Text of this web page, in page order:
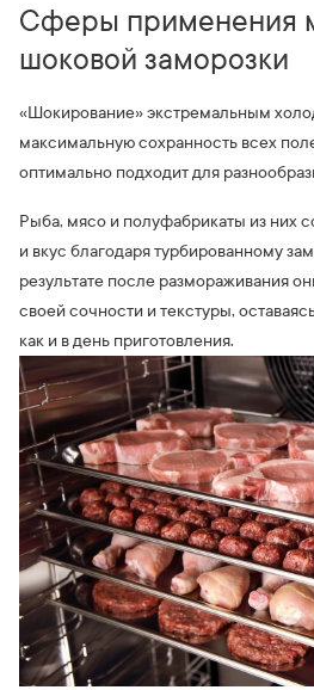
Сферы применения
шоковой заморозки
«Шокирование» экстремальным
максимальную сохранность всех
оптимально подходит для
Рыба, мясо и полуфабрикаты из них
и вкус благодаря турбированному
результате после размораживания
своей сочности и текстуры,
как и в день приготовления.